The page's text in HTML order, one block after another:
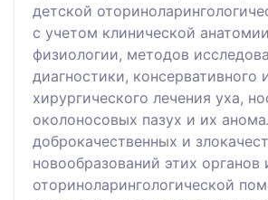
детской
с учетом клинической
физиологии, методов
диагностики, консервативного
хирургического лечения уха,
околоносовых пазух и их
доброкачественных и
новообразований этих органов
оториноларингологической